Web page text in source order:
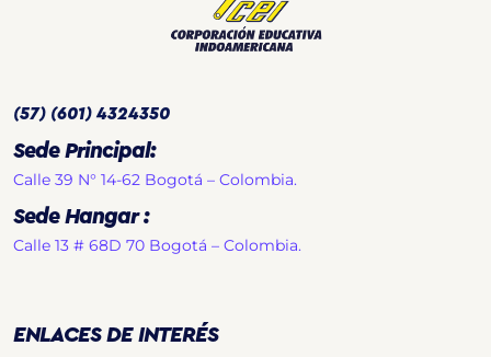
(57) (601) 4324350
Sede Principal:
Calle 39 N° 14-62 Bogotá – Colombia.
Sede Hangar :
Calle 13 # 68D 70 Bogotá – Colombia.
ENLACES DE INTERÉS